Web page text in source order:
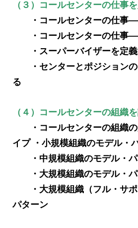
（３）コールセンターの仕事
・コールセンターの仕事
・コールセンターの仕事
・スーパーバイザーを定
・センターとポジションの
る
（４）コールセンターの組織
・コールセンターの組織
イプ ・小規模組織のモデル・
・中規模組織のモデル・
・大規模組織のモデル・
・大規模組織（フル・サポ
パターン